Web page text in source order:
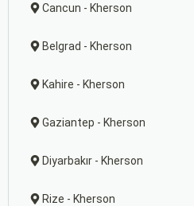
Cancun - Kherson
Belgrad - Kherson
Kahire - Kherson
Gaziantep - Kherson
Diyarbakır - Kherson
Rize - Kherson